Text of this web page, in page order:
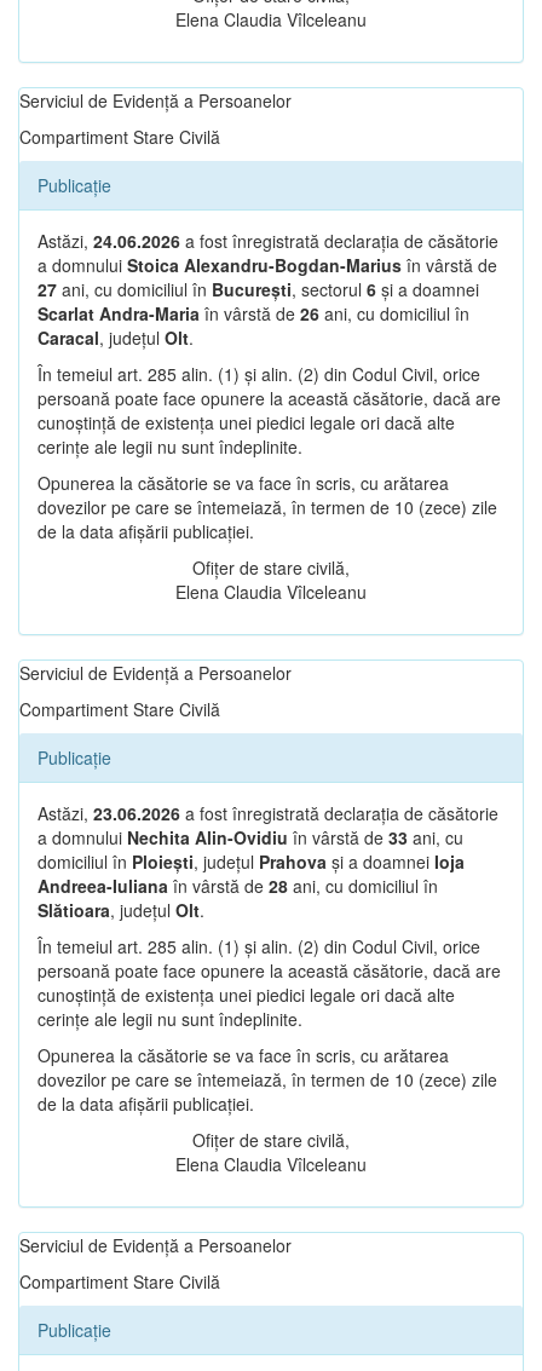
Elena Claudia Vîlceleanu
Serviciul de Evidență a Persoanelor
Compartiment Stare Civilă
Publicație
Astăzi, 24.06.2026 a fost înregistrată declarația de căsătorie
a domnului Stoica Alexandru-Bogdan-Marius în vârstă de
27 ani, cu domiciliul în București, sectorul 6 și a doamnei
Scarlat Andra-Maria în vârstă de 26 ani, cu domiciliul în
Caracal, județul Olt.
În temeiul art. 285 alin. (1) și alin. (2) din Codul Civil, orice
persoană poate face opunere la această căsătorie, dacă are
cunoștință de existența unei piedici legale ori dacă alte
cerințe ale legii nu sunt îndeplinite.
Opunerea la căsătorie se va face în scris, cu arătarea
dovezilor pe care se întemeiază, în termen de 10 (zece) zile
de la data afișării publicației.
Ofițer de stare civilă,
Elena Claudia Vîlceleanu
Serviciul de Evidență a Persoanelor
Compartiment Stare Civilă
Publicație
Astăzi, 23.06.2026 a fost înregistrată declarația de căsătorie
a domnului Nechita Alin-Ovidiu în vârstă de 33 ani, cu
domiciliul în Ploiești, județul Prahova și a doamnei Ioja
Andreea-Iuliana în vârstă de 28 ani, cu domiciliul în
Slătioara, județul Olt.
În temeiul art. 285 alin. (1) și alin. (2) din Codul Civil, orice
persoană poate face opunere la această căsătorie, dacă are
cunoștință de existența unei piedici legale ori dacă alte
cerințe ale legii nu sunt îndeplinite.
Opunerea la căsătorie se va face în scris, cu arătarea
dovezilor pe care se întemeiază, în termen de 10 (zece) zile
de la data afișării publicației.
Ofițer de stare civilă,
Elena Claudia Vîlceleanu
Serviciul de Evidență a Persoanelor
Compartiment Stare Civilă
Publicație